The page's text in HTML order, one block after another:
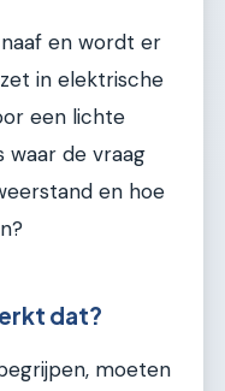
en wordt er
in elektrische
een lichte
waar de vraag
en hoe
dat?
moeten